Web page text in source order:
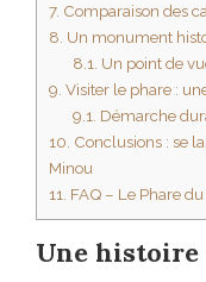
7. Comparaison des
8. Un monument
8.1. Un point de
9. Visiter le phare :
9.1. Démarche
10. Conclusions : se
Minou
11. FAQ – Le Phare
Une